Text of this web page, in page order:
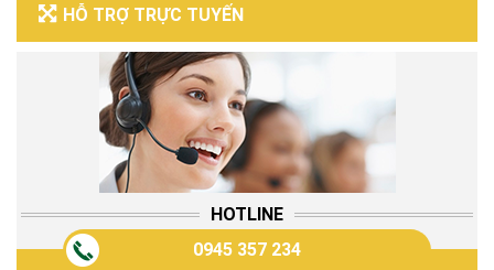
HỖ TRỢ TRỰC TUYẾN
HOTLINE
0945 357 234